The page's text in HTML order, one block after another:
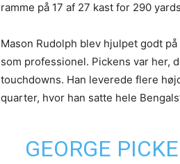
ramme på 17 af 27 kast for 290
Mason Rudolph blev hjulpet godt
som professionel. Pickens var her,
touchdowns. Han leverede flere
quarter, hvor han satte hele
GEORGE